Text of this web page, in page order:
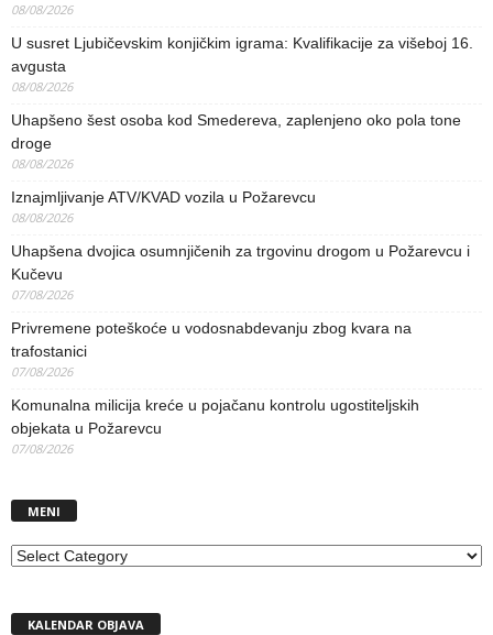
08/08/2026
U susret Ljubičevskim konjičkim igrama: Kvalifikacije za višeboj 16.
avgusta
08/08/2026
Uhapšeno šest osoba kod Smedereva, zaplenjeno oko pola tone
droge
08/08/2026
Iznajmljivanje ATV/KVAD vozila u Požarevcu
08/08/2026
Uhapšena dvojica osumnjičenih za trgovinu drogom u Požarevcu i
Kučevu
07/08/2026
Privremene poteškoće u vodosnabdevanju zbog kvara na
trafostanici
07/08/2026
Komunalna milicija kreće u pojačanu kontrolu ugostiteljskih
objekata u Požarevcu
07/08/2026
MENI
MENI
KALENDAR OBJAVA